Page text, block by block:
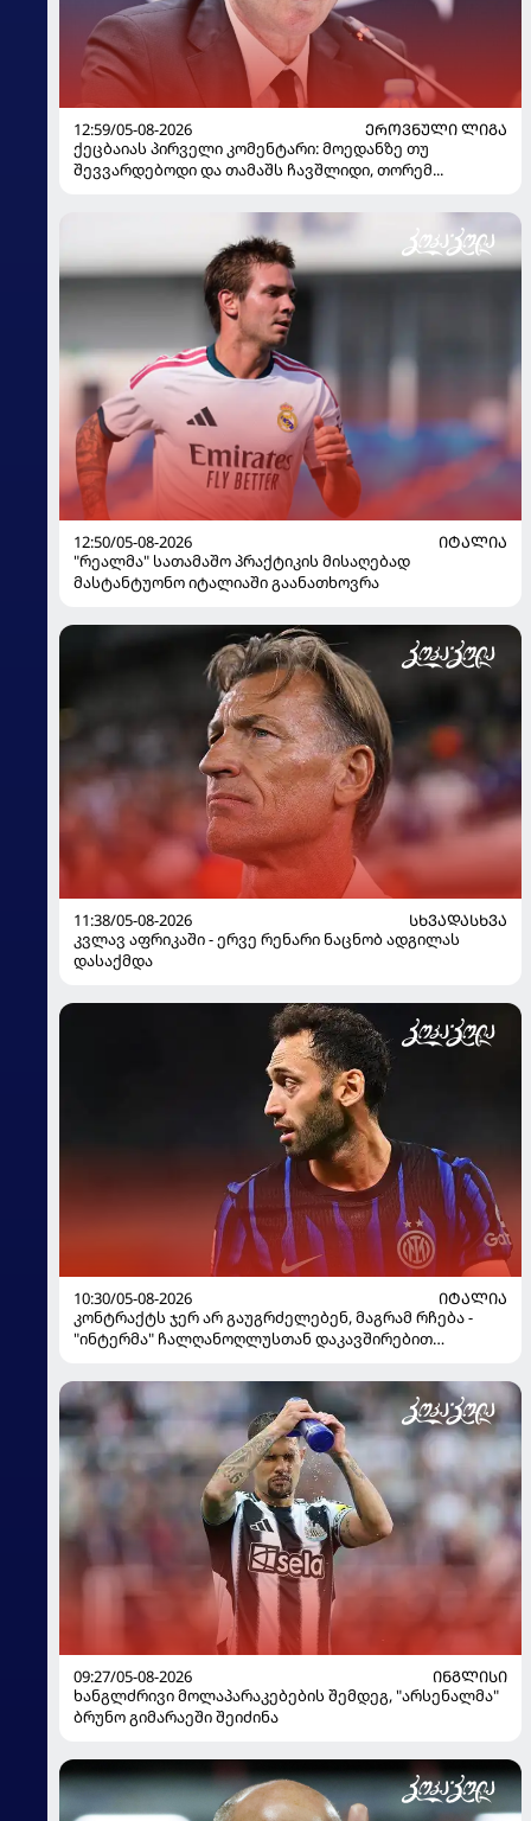
12:59/05-08-2026
ᲔᲠᲝᲕᲜᲣᲚᲘ ᲚᲘᲒᲐ
ქეცბაიას პირველი კომენტარი: მოედანზე თუ
შევვარდებოდი და თამაშს ჩავშლიდი, თორემ...
12:50/05-08-2026
ᲘᲢᲐᲚᲘᲐ
"რეალმა" სათამაშო პრაქტიკის მისაღებად
მასტანტუონო იტალიაში გაანათხოვრა
11:38/05-08-2026
ᲡᲮᲕᲐᲓᲐᲡᲮᲕᲐ
კვლავ აფრიკაში - ერვე რენარი ნაცნობ ადგილას
დასაქმდა
10:30/05-08-2026
ᲘᲢᲐᲚᲘᲐ
კონტრაქტს ჯერ არ გაუგრძელებენ, მაგრამ რჩება -
"ინტერმა" ჩალღანოღლუსთან დაკავშირებით
09:27/05-08-2026
ᲘᲜᲒᲚᲘᲡᲘ
ხანგლძრივი მოლაპარაკებების შემდეგ, "არსენალმა"
ბრუნო გიმარაეში შეიძინა